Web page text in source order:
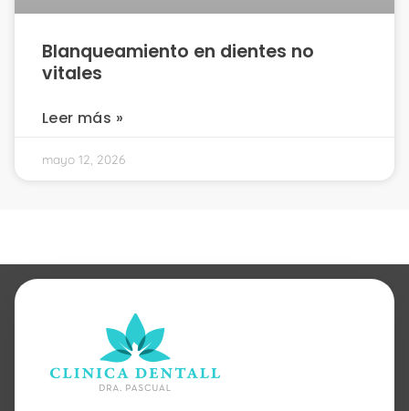
Blanqueamiento en dientes no
vitales
Leer más »
mayo 12, 2026